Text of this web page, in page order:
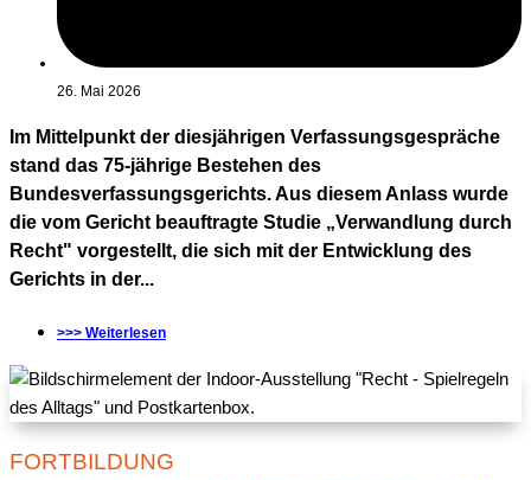
26. Mai 2026
Im Mittelpunkt der diesjährigen Verfassungsgespräche
stand das 75-jährige Bestehen des
Bundesverfassungsgerichts. Aus diesem Anlass wurde
die vom Gericht beauftragte Studie „Verwandlung durch
Recht" vorgestellt, die sich mit der Entwicklung des
Gerichts in der...
>>> Weiterlesen
FORTBILDUNG